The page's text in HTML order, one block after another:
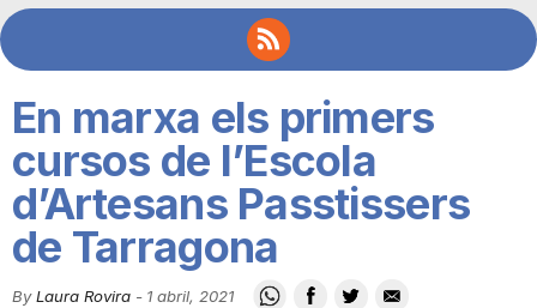
C
i
En marxa els primers
cursos de l’Escola
d’Artesans Passtissers
de Tarragona
By Laura Rovira - 1 abril, 2021